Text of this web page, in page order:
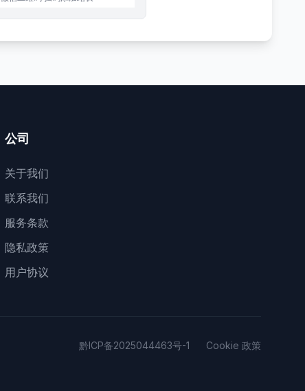
公司
关于我们
联系我们
服务条款
隐私政策
用户协议
黔ICP备2025044463号-1 Cookie 政策